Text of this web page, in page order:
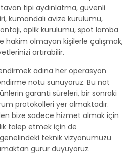
tipi aydınlatma, güvenli
kumandalı avize kurulumu,
aplik kurulumu, spot lamba
hakim olmayan kişilerle çalışmak,
artırabilir.
adına her operasyon
notu sunuyoruz. Bu not
garanti süreleri, bir sonraki
protokolleri yer almaktadır.
bize sadece hizmet almak için
talep etmek için de
teknik vizyonumuzu
gurur duyuyoruz.